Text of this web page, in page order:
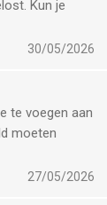
Kun je
30/05/2026
te voegen aan
moeten
27/05/2026